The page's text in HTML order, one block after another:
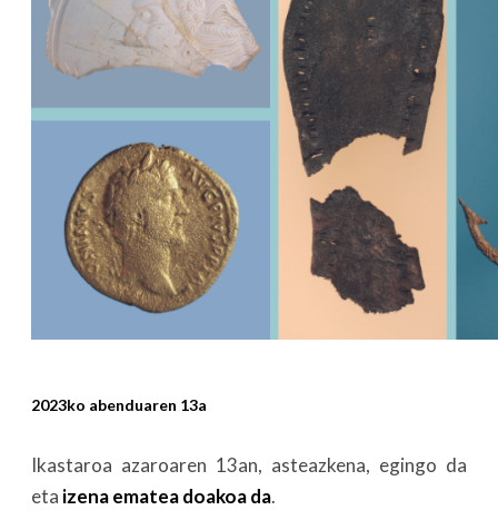
2023ko abenduaren 13a
Ikastaroa azaroaren 13an, asteazkena, egingo da
eta izena ematea doakoa da.